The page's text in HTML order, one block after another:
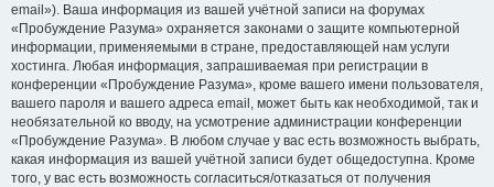
email»). Ваша информация из вашей учётной записи на форумах
«Пробуждение Разума» охраняется законами о защите компьютерной
информации, применяемыми в стране, предоставляющей нам услуги
хостинга. Любая информация, запрашиваемая при регистрации в
конференции «Пробуждение Разума», кроме вашего имени пользователя,
вашего пароля и вашего адреса email, может быть как необходимой, так и
необязательной ко вводу, на усмотрение администрации конференции
«Пробуждение Разума». В любом случае у вас есть возможность выбрать,
какая информация из вашей учётной записи будет общедоступна. Кроме
того, у вас есть возможность согласиться/отказаться от получения